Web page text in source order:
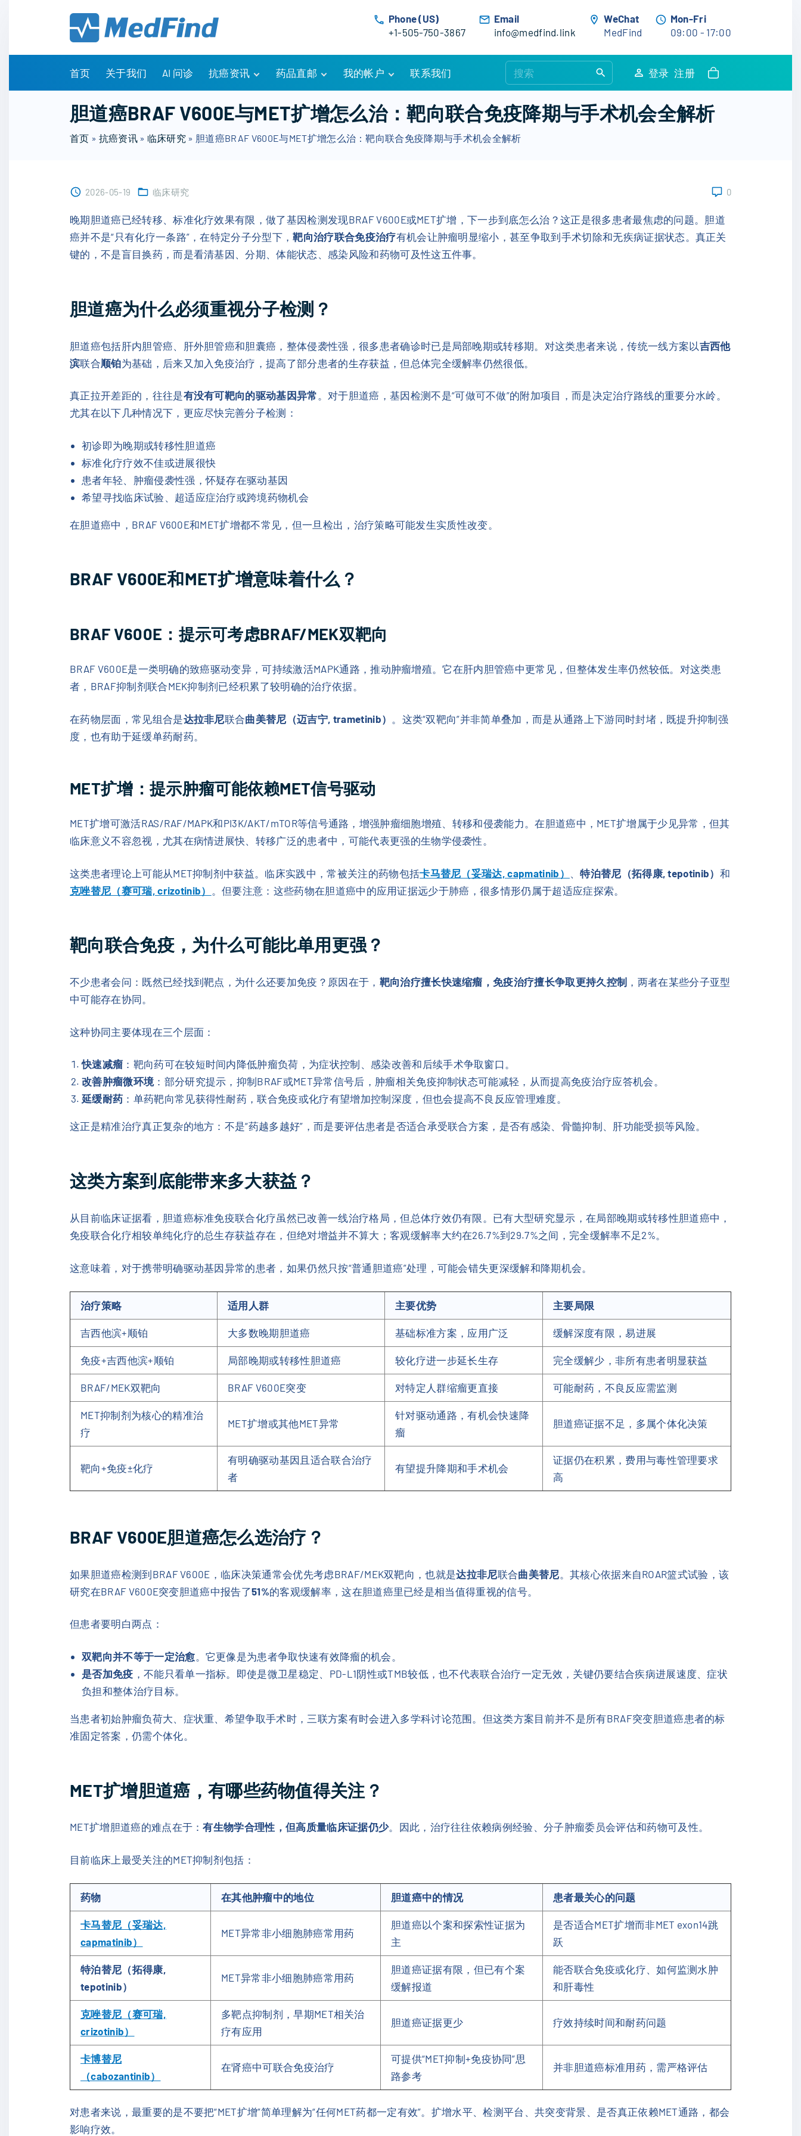
Phone (US)
+1-505-750-3867
Email
info@medfind.link
WeChat
MedFind
Mon-Fri
09:00 - 17:00
首页 关于我们 AI 问诊 抗癌资讯
有问有答
诊疗指南
药物信息
药品直邮
购物车
订单追踪
优惠活动
我的帐户
账户详情
我的订单
联系我们
e
r
:
登录 注册
胆道癌BRAF V600E与MET扩增怎么治：靶向联合免疫降期与手术机会全解析
首页 » 抗癌资讯» 临床研究 » 胆道癌BRAF V600E与MET扩增怎么治：靶向联合免疫降期与手术机会全解析
2026-05-19 临床研究 0
晚期胆道癌已经转移、标准化疗效果有限，做了基因检测发现BRAF V600E或MET扩增，下一步到底怎么治？这正是很多患者最焦虑的问题。胆道
癌并不是“只有化疗一条路”，在特定分子分型下，靶向治疗联合免疫治疗有机会让肿瘤明显缩小，甚至争取到手术切除和无疾病证据状态。真正关
键的，不是盲目换药，而是看清基因、分期、体能状态、感染风险和药物可及性这五件事。
胆道癌为什么必须重视分子检测？
胆道癌包括肝内胆管癌、肝外胆管癌和胆囊癌，整体侵袭性强，很多患者确诊时已是局部晚期或转移期。对这类患者来说，传统一线方案以 吉西他
滨联合顺铂为基础，后来又加入免疫治疗，提高了部分患者的生存获益，但总体完全缓解率仍然很低。
真正拉开差距的，往往是有没有可靶向的驱动基因异常 。对于胆道癌，基因检测不是“可做可不做”的附加项目，而是决定治疗路线的重要分水岭。
尤其在以下几种情况下，更应尽快完善分子检测：
初诊即为晚期或转移性胆道癌
标准化疗疗效不佳或进展很快
患者年轻、肿瘤侵袭性强，怀疑存在驱动基因
希望寻找临床试验、超适应症治疗或跨境药物机会
在胆道癌中，BRAF V600E和MET扩增都不常见，但一旦检出，治疗策略可能发生实质性改变。
BRAF V600E和MET扩增意味着什么？
BRAF V600E：提示可考虑BRAF/MEK双靶向
BRAF V600E是一类明确的致癌驱动变异，可持续激活MAPK通路，推动肿瘤增殖。它在肝内胆管癌中更常见，但整体发生率仍然较低。对这类患
者，BRAF抑制剂联合MEK抑制剂已经积累了较明确的治疗依据。
在药物层面，常见组合是达拉非尼联合曲美替尼（迈吉宁, trametinib）
。这类“双靶向”并非简单叠加，而是从通路上下游同时封堵，既提升抑制强
度，也有助于延缓单药耐药。
MET扩增：提示肿瘤可能依赖MET信号驱动
MET扩增可激活RAS/RAF/MAPK和PI3K/AKT/mTOR等信号通路，增强肿瘤细胞增殖、转移和侵袭能力。在胆道癌中，MET扩增属于少见异常，但其
临床意义不容忽视，尤其在病情进展快、转移广泛的患者中，可能代表更强的生物学侵袭性。
这类患者理论上可能从MET抑制剂中获益。临床实践中，常被关注的药物包括卡马替尼（妥瑞达, capmatinib） 、特泊替尼（拓得康, tepotinib） 和
克唑替尼（赛可瑞, crizotinib）
。但要注意：这些药物在胆道癌中的应用证据远少于肺癌，很多情形仍属于超适应症探索。
靶向联合免疫，为什么可能比单用更强？
不少患者会问：既然已经找到靶点，为什么还要加免疫？原因在于， 靶向治疗擅长快速缩瘤，免疫治疗擅长争取更持久控制 ，两者在某些分子亚型
中可能存在协同。
这种协同主要体现在三个层面：
快速减瘤 ：靶向药可在较短时间内降低肿瘤负荷，为症状控制、感染改善和后续手术争取窗口。
改善肿瘤微环境：部分研究提示，抑制BRAF或MET异常信号后，肿瘤相关免疫抑制状态可能减轻，从而提高免疫治疗应答机会。
延缓耐药 ：单药靶向常见获得性耐药，联合免疫或化疗有望增加控制深度，但也会提高不良反应管理难度。
这正是精准治疗真正复杂的地方：不是“药越多越好”，而是要评估患者是否适合承受联合方案，是否有感染、骨髓抑制、肝功能受损等风险。
这类方案到底能带来多大获益？
从目前临床证据看，胆道癌标准免疫联合化疗虽然已改善一线治疗格局，但总体疗效仍有限。已有大型研究显示，在局部晚期或转移性胆道癌中，
免疫联合化疗相较单纯化疗的总生存获益存在，但绝对增益并不算大；客观缓解率大约在26.7%到29.7%之间，完全缓解率不足2%。
这意味着，对于携带明确驱动基因异常的患者，如果仍然只按“普通胆道癌”处理，可能会错失更深缓解和降期机会。
治疗策略 适用人群 主要优势 主要局限
吉西他滨+顺铂 大多数晚期胆道癌 基础标准方案，应用广泛 缓解深度有限，易进展
免疫+吉西他滨+顺铂 局部晚期或转移性胆道癌 较化疗进一步延长生存 完全缓解少，非所有患者明显获益
BRAF/MEK双靶向 BRAF V600E突变 对特定人群缩瘤更直接 可能耐药，不良反应需监测
MET抑制剂为核心的精准治
疗
MET扩增或其他MET异常
针对驱动通路，有机会快速降
瘤
胆道癌证据不足，多属个体化决策
靶向+免疫±化疗
有明确驱动基因且适合联合治疗
者
有望提升降期和手术机会
证据仍在积累，费用与毒性管理要求
高
BRAF V600E胆道癌怎么选治疗？
如果胆道癌检测到BRAF V600E，临床决策通常会优先考虑BRAF/MEK双靶向，也就是达拉非尼联合曲美替尼 。其核心依据来自ROAR篮式试验，该
研究在BRAF V600E突变胆道癌中报告了51%的客观缓解率，这在胆道癌里已经是相当值得重视的信号。
但患者要明白两点：
双靶向并不等于一定治愈 。它更像是为患者争取快速有效降瘤的机会。
是否加免疫 ，不能只看单一指标。即使是微卫星稳定、PD-L1阴性或TMB较低，也不代表联合治疗一定无效，关键仍要结合疾病进展速度、症状
负担和整体治疗目标。
当患者初始肿瘤负荷大、症状重、希望争取手术时，三联方案有时会进入多学科讨论范围。但这类方案目前并不是所有BRAF突变胆道癌患者的标
准固定答案，仍需个体化。
MET扩增胆道癌，有哪些药物值得关注？
MET扩增胆道癌的难点在于：有生物学合理性，但高质量临床证据仍少。因此，治疗往往依赖病例经验、分子肿瘤委员会评估和药物可及性。
目前临床上最受关注的MET抑制剂包括：
药物 在其他肿瘤中的地位 胆道癌中的情况 患者最关心的问题
卡马替尼（妥瑞达,
capmatinib）
MET异常非小细胞肺癌常用药
胆道癌以个案和探索性证据为
主
是否适合MET扩增而非MET exon14跳
跃
特泊替尼（拓得康,
tepotinib）
MET异常非小细胞肺癌常用药
胆道癌证据有限，但已有个案
缓解报道
能否联合免疫或化疗、如何监测水肿
和肝毒性
克唑替尼（赛可瑞,
crizotinib）
多靶点抑制剂，早期MET相关治
疗有应用
胆道癌证据更少 疗效持续时间和耐药问题
卡博替尼
（cabozantinib）
在肾癌中可联合免疫治疗
可提供“MET抑制+免疫协同”思
路参考
并非胆道癌标准用药，需严格评估
对患者来说，最重要的是不要把“MET扩增”简单理解为“任何MET药都一定有效”。扩增水平、检测平台、共突变背景、是否真正依赖MET通路，都会
影响疗效。